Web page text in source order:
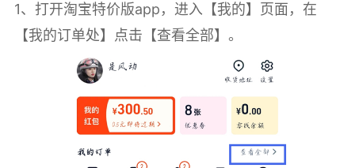
1、打开淘宝特价版app，进入【我的】页面，在
【我的订单处】点击【查看全部】。